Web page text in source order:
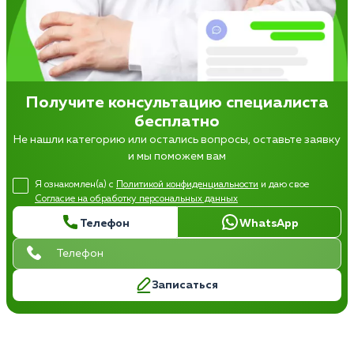
Получите консультацию специалиста
бесплатно
Не нашли категорию или остались вопросы, оставьте заявку
и мы поможем вам
Телефон WhatsApp
Я ознакомлен(а) с Политикой конфиденциальности и даю свое
Согласие на обработку персональных данных
Записаться